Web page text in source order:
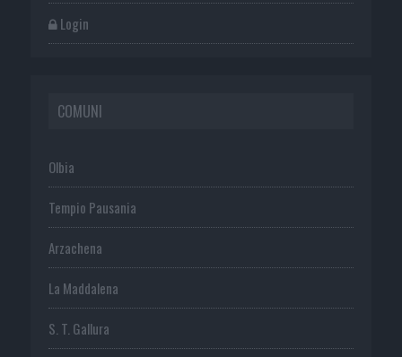
Login
COMUNI
Olbia
Tempio Pausania
Arzachena
La Maddalena
S. T. Gallura